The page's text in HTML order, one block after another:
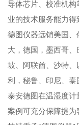
导体芯片、校准机
业的技术服务能力得
德图仪器远销美国
大，德国，墨西哥
坡、阿联酋、沙特
利，秘鲁、印尼、泰
泰安德图在温湿度
案例可充分保障提为